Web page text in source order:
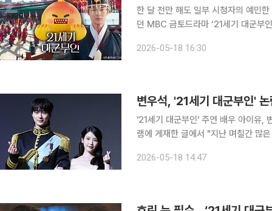
한 달 전만 해도 일부 시청자의 예민한
던 MBC 금토드라마 ‘21세기 대군부
는 독특한 설정, OTT 디즈니플러스
2026-05-18 16:30
변우석, '21세기 대군부인'
'21세기 대군부인' 주연 배우 아이유, 변우석이 작
램에 게재한 글에서 "지난 며칠간 많
께 매우 송구하고 지금도 마음이 참
2026-05-18 14:47